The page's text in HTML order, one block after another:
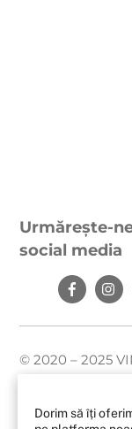
Urmărește-
social media
Icon
label
© 2020 – 2025
Dorim să îți